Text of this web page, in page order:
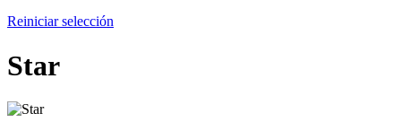
Reiniciar selección
Star